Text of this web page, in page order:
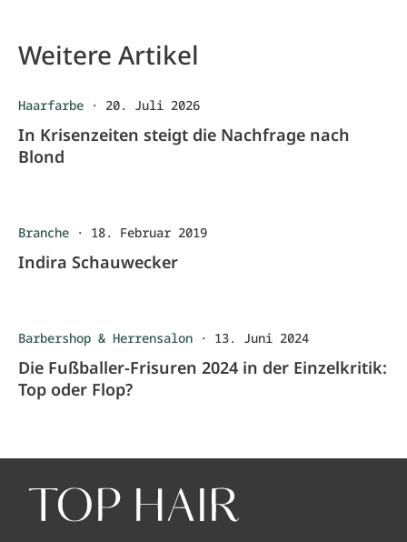
Weitere Artikel
Haarfarbe · 20. Juli 2026
In Krisenzeiten steigt die Nachfrage nach
Blond
Branche · 18. Februar 2019
Indira Schauwecker
Barbershop & Herrensalon · 13. Juni 2024
Die Fußballer-Frisuren 2024 in der Einzelkritik:
Top oder Flop?